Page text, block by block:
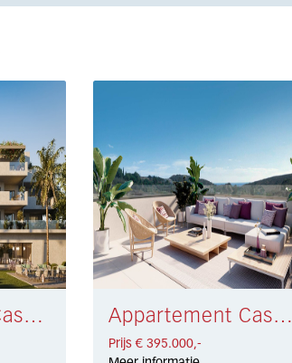
Appartement Casares Costa € 494.000,- Appartement Casares € 395.000,-
Prijs € 395.000,-